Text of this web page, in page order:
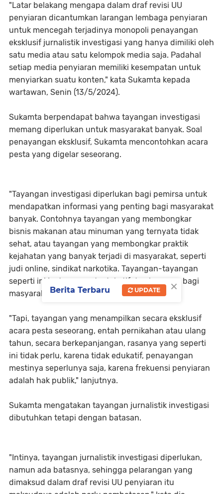
"Latar belakang mengapa dalam draf revisi UU
penyiaran dicantumkan larangan lembaga penyiaran
untuk mencegah terjadinya monopoli penayangan
eksklusif jurnalistik investigasi yang hanya dimiliki oleh
satu media atau satu kelompok media saja. Padahal
setiap media penyiaran memiliki kesempatan untuk
menyiarkan suatu konten," kata Sukamta kepada
wartawan, Senin (13/5/2024).
Sukamta berpendapat bahwa tayangan investigasi
memang diperlukan untuk masyarakat banyak. Soal
penayangan eksklusif, Sukamta mencontohkan acara
pesta yang digelar seseorang.
"Tayangan investigasi diperlukan bagi pemirsa untuk
mendapatkan informasi yang penting bagi masyarakat
banyak. Contohnya tayangan yang membongkar
bisnis makanan atau minuman yang ternyata tidak
sehat, atau tayangan yang membongkar praktik
kejahatan yang banyak terjadi di masyarakat, seperti
judi online, sindikat narkotika. Tayangan-tayangan
seperti ini justru sangat edukatif dan berguna bagi
masyarakat luas," kata Sukamta.
"Tapi, tayangan yang menampilkan secara eksklusif
acara pesta seseorang, entah pernikahan atau ulang
tahun, secara berkepanjangan, rasanya yang seperti
ini tidak perlu, karena tidak edukatif, penayangan
mestinya seperlunya saja, karena frekuensi penyiaran
adalah hak publik," lanjutnya.
Sukamta mengatakan tayangan jurnalistik investigasi
dibutuhkan tetapi dengan batasan.
"Intinya, tayangan jurnalistik investigasi diperlukan,
namun ada batasnya, sehingga pelarangan yang
dimaksud dalam draf revisi UU penyiaran itu
×
Berita Terbaru UPDATE